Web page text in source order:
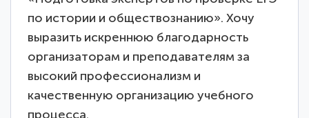
по истории и обществознанию». Хочу
выразить искреннюю благодарность
организаторам и преподавателям за
высокий профессионализм и
качественную организацию учебного
процесса.